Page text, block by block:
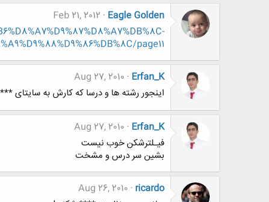
Eagle Golden
Feb 21, 2012
page11
Erfan_K
Aug 27, 2010
اینجور رشته ها و درسا که کارش به سایتای
Erfan_K
Aug 27, 2010
فیـلترشکن خوب نیست
بشین سر درس و مشخت
ricardo
Aug 26, 2010